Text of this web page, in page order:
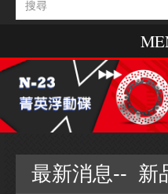
最新消息-- 新